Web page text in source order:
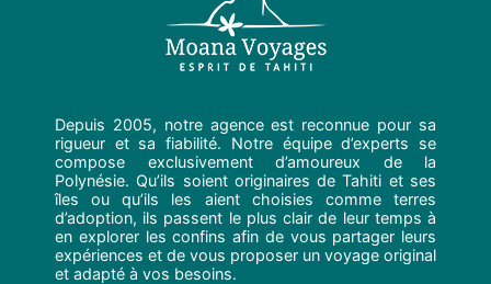
Depuis 2005, notre agence est reconnue pour sa
rigueur et sa fiabilité. Notre équipe d’experts se
compose exclusivement d’amoureux de la
Polynésie. Qu’ils soient originaires de Tahiti et ses
îles ou qu’ils les aient choisies comme terres
d’adoption, ils passent le plus clair de leur temps à
en explorer les confins afin de vous partager leurs
expériences et de vous proposer un voyage original
et adapté à vos besoins.